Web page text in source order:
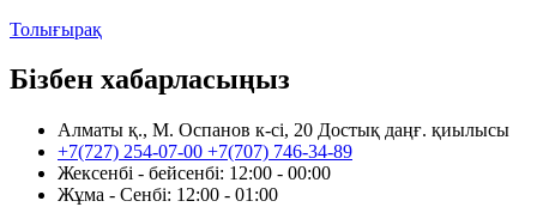
Толығырақ
Бізбен хабарласыңыз
Алматы қ., М. Оспанов к-сі, 20 Достық даңғ. қиылысы
+7(727) 254-07-00 +7(707) 746-34-89
Жексенбі - бейсенбі: 12:00 - 00:00
Жұма - Сенбі: 12:00 - 01:00